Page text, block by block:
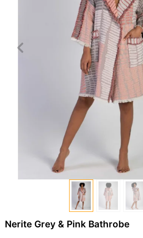
Nerite Grey & Pink Bathrobe